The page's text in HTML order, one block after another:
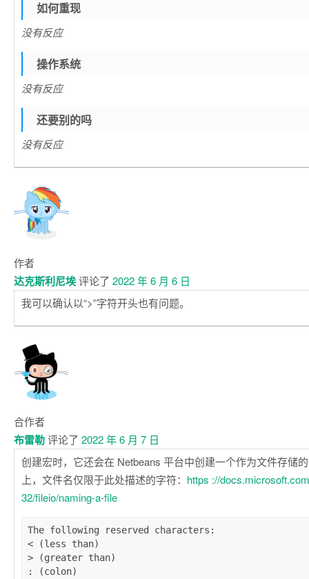
如何重现
没有反应
操作系统
没有反应
还要别的吗
没有反应
作者
达克斯利尼埃评论了 2022 年 6 月 6 日
我可以确认以“>”字符开头也有问题。
合作者
布雷勒评论了 2022 年 6 月 7 日
创建宏时，它还会在 Netbeans 平台中创建一个作为文件存储
上，文件名仅限于此处描述的字符： https ://
32/fileio/naming-a-file
The following reserved characters:
< (less than)
> (greater than)
: (colon)